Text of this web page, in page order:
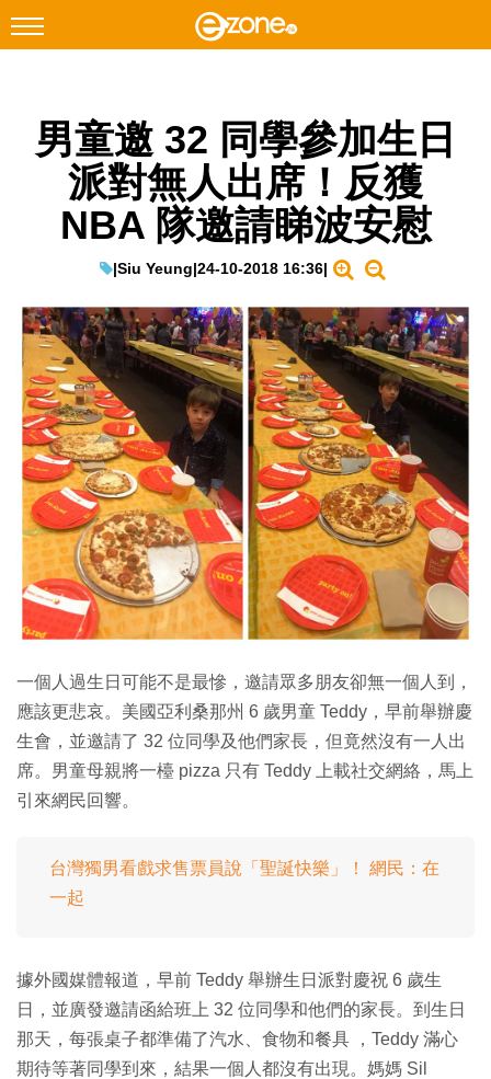
Facebook Instagram
科技焦點
網絡生活
教學評測
EduTech
IT Times
生成式AI與雲端應用
Enterprise Digital Transformation
特集
男童邀 32 同學參加生日
派對無人出席！反獲
NBA 隊邀請睇波安慰
|Siu Yeung|24-10-2018 16:36|
一個人過生日可能不是最慘，邀請眾多朋友卻無一個人到，
應該更悲哀。美國亞利桑那州 6 歲男童 Teddy，早前舉辦慶
生會，並邀請了 32 位同學及他們家長，但竟然沒有一人出
席。男童母親將一檯 pizza 只有 Teddy 上載社交網絡，馬上
引來網民回響。
台灣獨男看戲求售票員說「聖誕快樂」！ 網民：在
一起
據外國媒體報道，早前 Teddy 舉辦生日派對慶祝 6 歲生
日，並廣發邀請函給班上 32 位同學和他們的家長。到生日
那天，每張桌子都準備了汽水、食物和餐具 ，Teddy 滿心
期待等著同學到來，結果一個人都沒有出現。媽媽 Sil